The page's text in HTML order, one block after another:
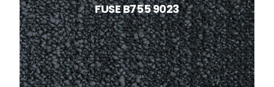
FUSE B755 9023